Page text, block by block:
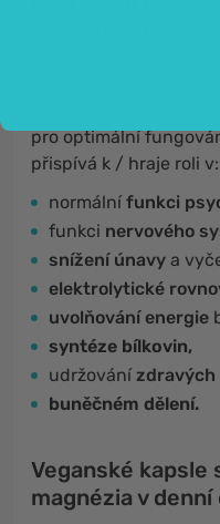
pro optimální
přispívá k / hraje roli v:
normálnífunkci
funkci nervového
snížení únavy a
elektrolytické
uvolňování energie
syntéze bílkovin,
udržovánízdravých
buněčném dělení.
Veganské kapsle
magnézia v denní